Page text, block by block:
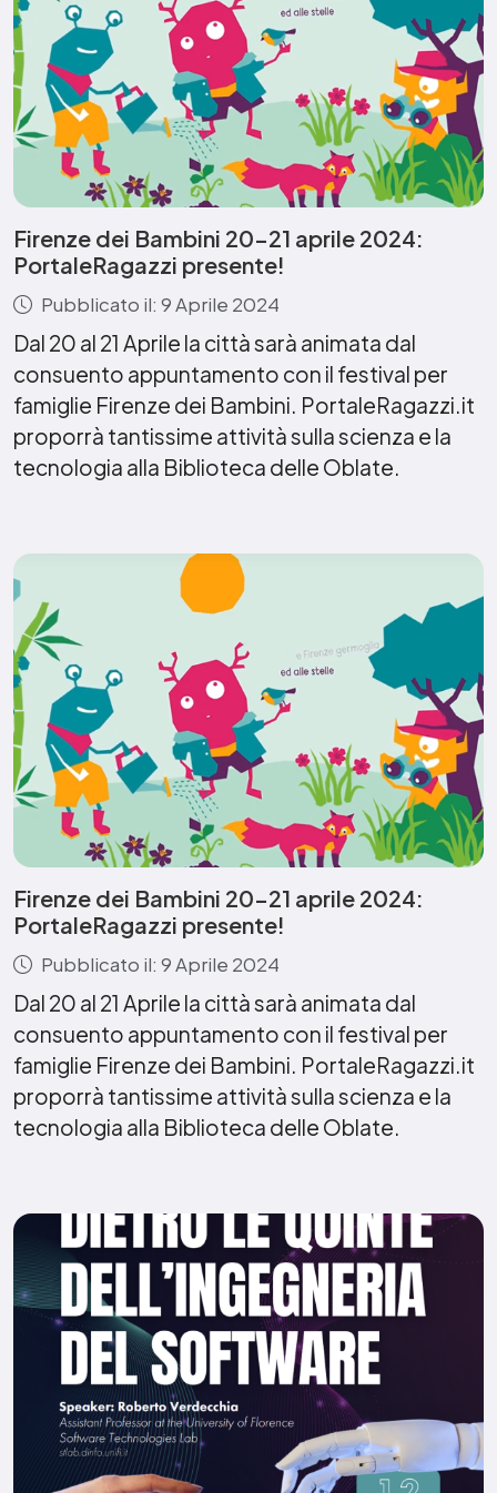
Firenze dei Bambini 20-21 aprile 2024:
PortaleRagazzi presente!
Pubblicato il: 9 Aprile 2024
Dal 20 al 21 Aprile la città sarà animata dal
consuento appuntamento con il festival per
famiglie Firenze dei Bambini. PortaleRagazzi.it
proporrà tantissime attività sulla scienza e la
tecnologia alla Biblioteca delle Oblate.
Firenze dei Bambini 20-21 aprile 2024:
PortaleRagazzi presente!
Pubblicato il: 9 Aprile 2024
Dal 20 al 21 Aprile la città sarà animata dal
consuento appuntamento con il festival per
famiglie Firenze dei Bambini. PortaleRagazzi.it
proporrà tantissime attività sulla scienza e la
tecnologia alla Biblioteca delle Oblate.